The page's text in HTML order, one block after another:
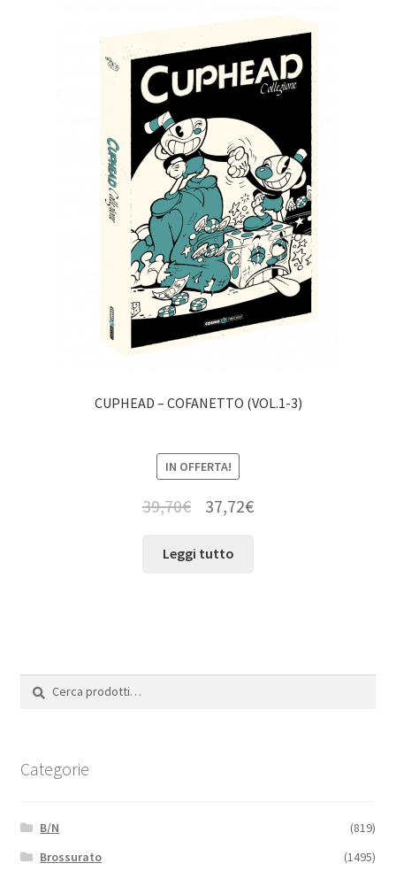
CUPHEAD – COFANETTO (VOL.1-3)
IN OFFERTA!
39,70€ 37,72€
Leggi tutto
Cerca:
Cerca
Categorie
B/N
(819)
Brossurato
(1495)